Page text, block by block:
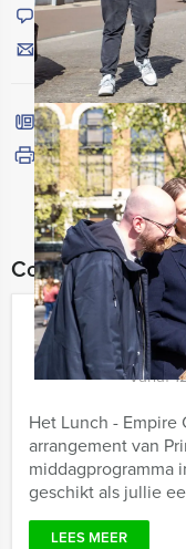
Chat met Jeroen
Stuur ons een
Bel mij terug
Bekijk printbare
Combineer dit
Vanaf
Vanaf
Het Lunch - Empire
arrangement van
middagprogramma
geschikt als jullie
LEES MEER